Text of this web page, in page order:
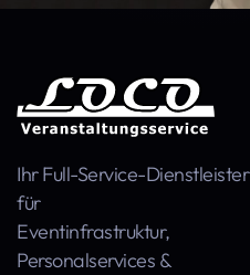
Ihr Full-Service-Dienstleister
für
Event­infra­struktur,
Personal­services &